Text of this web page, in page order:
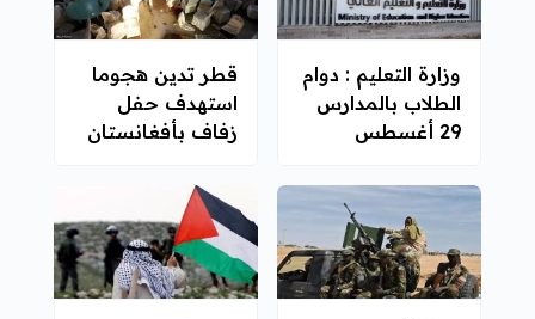
وزارة التعليم : دوام
الطلاب بالمدارس
29 أغسطس
قطر تدين هجوما
استهدف حفل
زفاف بأفغانستان